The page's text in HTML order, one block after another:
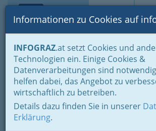
Suche
Informationen zu Cookies auf
INFOGRAZ.at setzt Cookies und
Technologien ein. Einige Cookies &
Datenverarbeitungen sind
helfen dabei, das Angebot zu
wirtschaftlich zu betreiben.
Details dazu finden Sie in unserer
Erklärung.
Home Branchen Freizeit & Sport Sport
GZ - Ambulatorium für
physikalische
Rehabilitation GmbH
Annenstraße 8, 8020 Graz
+43 316 810 023